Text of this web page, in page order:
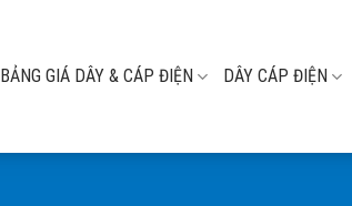
BẢNG GIÁ DÂY & CÁP ĐIỆN DÂY CÁP ĐIỆN